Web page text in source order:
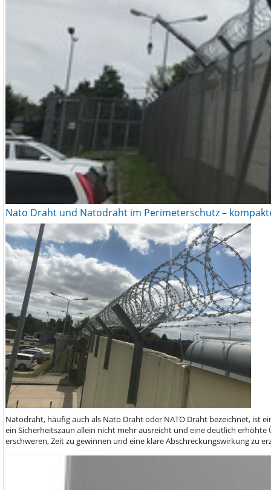
Nato Draht und Natodraht im Perimeterschutz –
Natodraht, häufig auch als Nato Draht oder NATO Draht bezeichnet, ist
ein Sicherheitszaun allein nicht mehr ausreicht und eine deutlich
erschweren, Zeit zu gewinnen und eine klare Abschreckungswirkung zu